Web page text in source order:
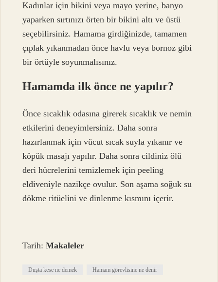
Kadınlar için bikini veya mayo yerine, banyo
yaparken sırtınızı örten bir bikini altı ve üstü
seçebilirsiniz. Hamama girdiğinizde, tamamen
çıplak yıkanmadan önce havlu veya bornoz gibi
bir örtüyle soyunmalısınız.
Hamamda ilk önce ne yapılır?
Önce sıcaklık odasına girerek sıcaklık ve nemin
etkilerini deneyimlersiniz. Daha sonra
hazırlanmak için vücut sıcak suyla yıkanır ve
köpük masajı yapılır. Daha sonra cildiniz ölü
deri hücrelerini temizlemek için peeling
eldiveniyle nazikçe ovulur. Son aşama soğuk su
dökme ritüelini ve dinlenme kısmını içerir.
Tarih:Makaleler
Duşta kese ne demek Hamam görevlisine ne denir